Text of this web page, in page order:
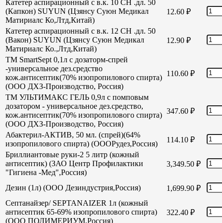
Катетер аспирационный с в.к. 10 СН .дл. 50
(Капкон) SUYUN (Цзянсу Суюн Медикал
Матириалс Ко,Лтд,Китай)
12.60 ₽
Катетер аспирационный с в.к. 12 СН .дл. 50
(Вакон) SUYUN (Цзянсу Суюн Медикал
Матириалс Ко.,Лтд,Китай)
12.90 ₽
TM SmartSept 0,1л с дозаторм-спрей
-универсальное дез.средство
кож.антисептик(70% изопропилового спирта)
(ООО ДХЗ-Производство, Россия)
110.60 ₽
TM УЛЬТИМАКС ГЕЛЬ 0,9л с помповым
дозатором - универсальное дез.средство,
кож.антисептик(70% изопропилового спирта)
(ООО ДХЗ-Производство, Россия)
347.60 ₽
Абактерил-АКТИВ, 50 мл. (спрей)(64%
изопропилового спирта) (ОООРудез,Россия)
114.10 ₽
Бриллиантовые руки-2 5 литр (кожный
антисептик) (ЗАО Центр Профилактики
"Гигиена -Мед",Россия)
3,349.50 ₽
Дезин (1л) (ООО Дезиндустрия,Россия) 1,699.90 ₽
Септанайзер/ SEPTANAIZER 1л (кожный
антисептик 65-69% изопропилового спирта)
(ООО ПОЛИМЕРИУМ,Россия)
322.40 ₽